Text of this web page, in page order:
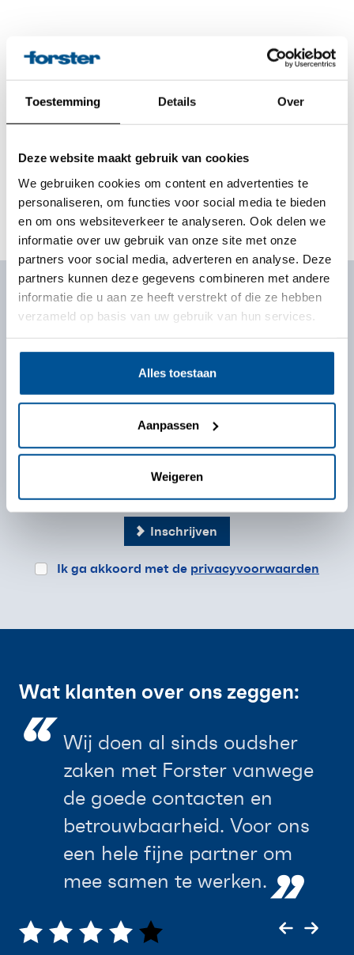
Toestemming Details Over
Deze website maakt gebruik van cookies
We gebruiken cookies om content en advertenties te
personaliseren, om functies voor social media te bieden
en om ons websiteverkeer te analyseren. Ook delen we
informatie over uw gebruik van onze site met onze
partners voor social media, adverteren en analyse. Deze
partners kunnen deze gegevens combineren met andere
informatie die u aan ze heeft verstrekt of die ze hebben
verzameld op basis van uw gebruik van hun services.
Alles toestaan
Aanpassen
Weigeren
Lees meer
Laatst door u
Bekeken
Schrijf u vandaag nog in
en ontvang de beste acties als eerste in uw mailbox.
Inschrijven
Ik ga akkoord met de privacyvoorwaarden
Wat klanten over ons zeggen:
“ Wij doen al sinds oudsher
zaken met Forster vanwege
de goede contacten en
betrouwbaarheid. Voor ons
een hele fijne partner om
mee samen te werken. ”
“ Forster Nederland is voor mij
de betrouwbare leverancier
met kwaliteitsproducten. Een
fijn persoonlijk contact
draagt bij aan de lange
relatie.”